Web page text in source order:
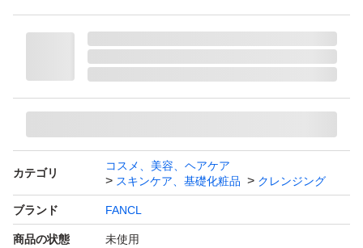
カテゴリ
コスメ、美容、ヘアケア
スキンケア、基礎化粧品
クレンジング
ブランド FANCL
商品の状態 未使用